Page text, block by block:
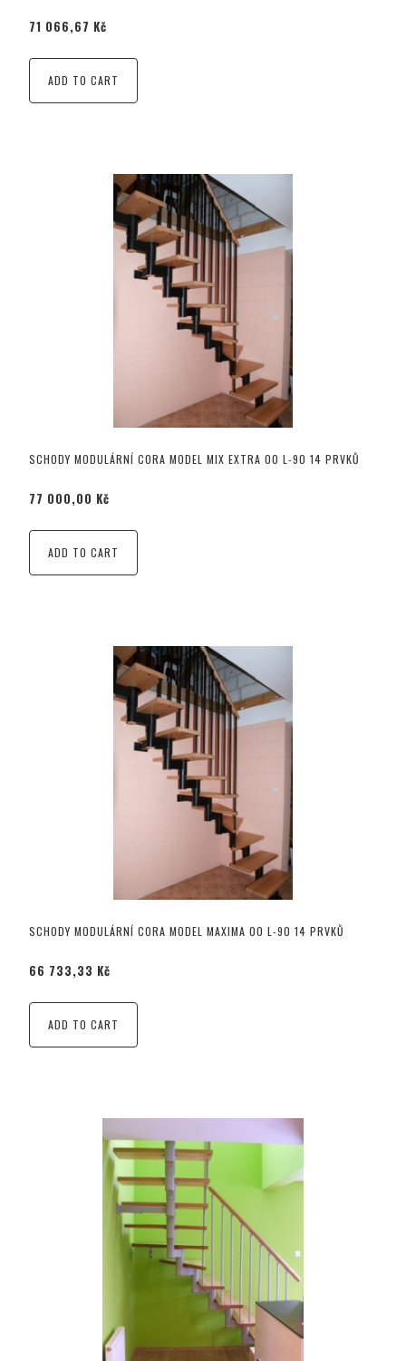
71 066,67 Kč
ADD TO CART
SCHODY MODULÁRNÍ CORA MODEL MIX EXTRA 00 L-90 14 PRVKŮ
77 000,00 Kč
ADD TO CART
SCHODY MODULÁRNÍ CORA MODEL MAXIMA 00 L-90 14 PRVKŮ
66 733,33 Kč
ADD TO CART